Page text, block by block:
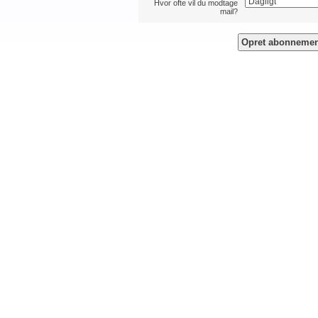
Hvor ofte vil du modtage
mail?